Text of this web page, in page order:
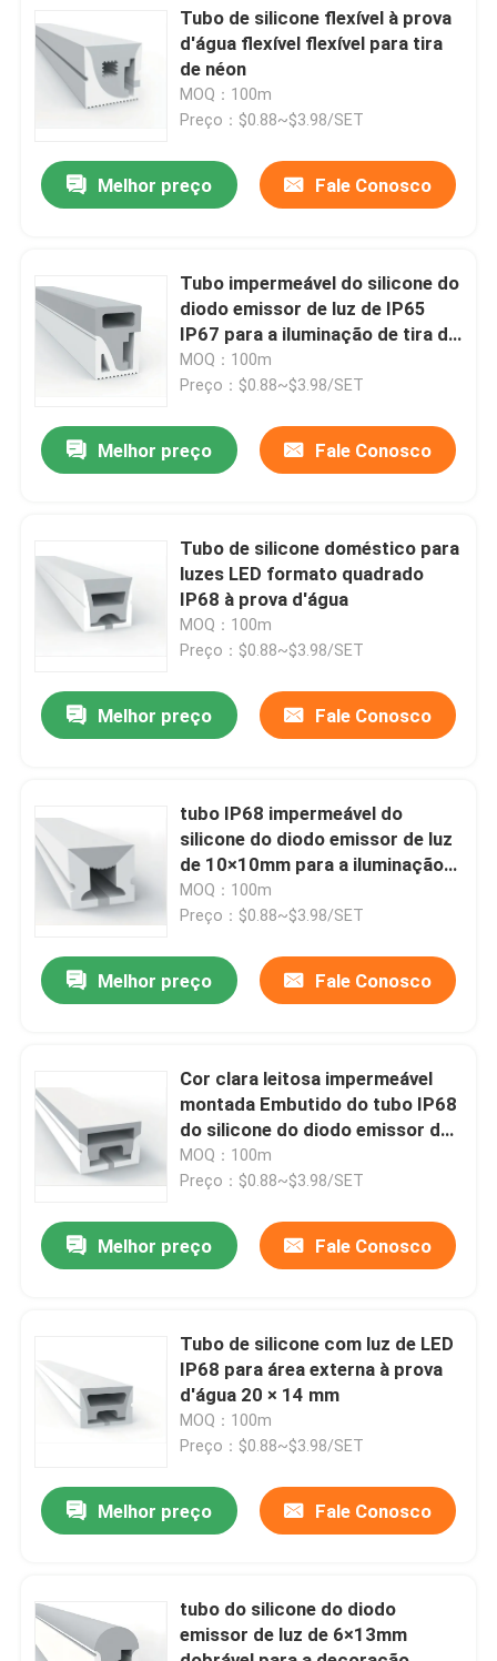
Produtos
Sobre nós
Excursão da fábrica
Perfil montado de superfície do diodo emissor de luz
Perfil do diodo emissor de luz da placa de gesso
Tubo de silicone flexível à prova
d'água flexível flexível para tira
de néon
MOQ：100m
Preço：$0.88~$3.98/SET
Melhor preço Fale Conosco
Tubo impermeável do silicone do
diodo emissor de luz de IP65
IP67 para a iluminação de tira de
néon 12×20mm
MOQ：100m
Preço：$0.88~$3.98/SET
Melhor preço Fale Conosco
Tubo de silicone doméstico para
luzes LED formato quadrado
IP68 à prova d'água
MOQ：100m
Preço：$0.88~$3.98/SET
Melhor preço Fale Conosco
tubo IP68 impermeável do
silicone do diodo emissor de luz
de 10×10mm para a iluminação
de tira conduzida
MOQ：100m
Preço：$0.88~$3.98/SET
Melhor preço Fale Conosco
Cor clara leitosa impermeável
montada Embutido do tubo IP68
do silicone do diodo emissor de
luz
MOQ：100m
Preço：$0.88~$3.98/SET
Melhor preço Fale Conosco
Tubo de silicone com luz de LED
IP68 para área externa à prova
d'água 20 × 14 mm
MOQ：100m
Preço：$0.88~$3.98/SET
Melhor preço Fale Conosco
tubo do silicone do diodo
emissor de luz de 6×13mm